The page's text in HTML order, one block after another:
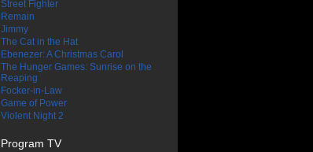
Street Fighter
Remain
Jimmy
The Cat in the Hat
Ebenezer: A Christmas Carol
The Hunger Games: Sunrise on the
Reaping
Focker-in-Law
Game of Power
Violent Night 2
Program TV